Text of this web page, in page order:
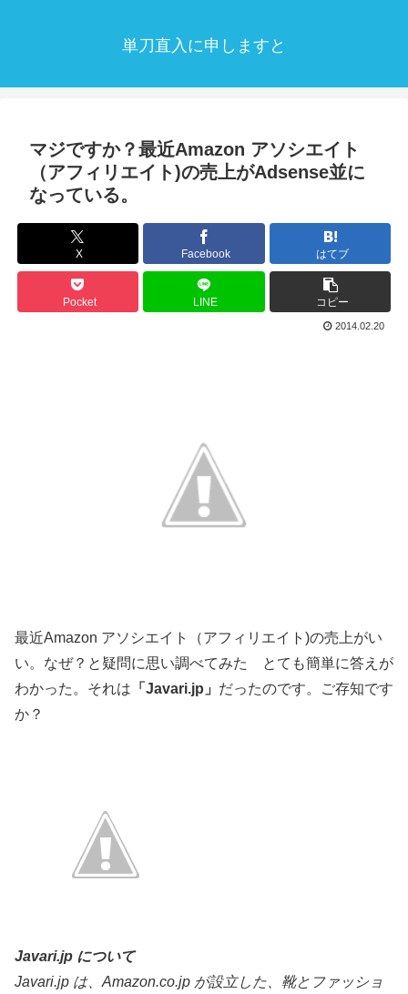
単刀直入に申しますと
マジですか？最近Amazon アソシエイト
（アフィリエイト)の売上がAdsense並に
なっている。
X Facebook はてブ
Pocket LINE コピー
2014.02.20
最近Amazon アソシエイト（アフィリエイト)の売上がい
い。なぜ？と疑問に思い調べてみた とても簡単に答えが
わかった。それは 「Javari.jp」 だったのです。ご存知です
か？
Javari.jp について
Javari.jp は、Amazon.co.jp が設立した、靴とファッショ